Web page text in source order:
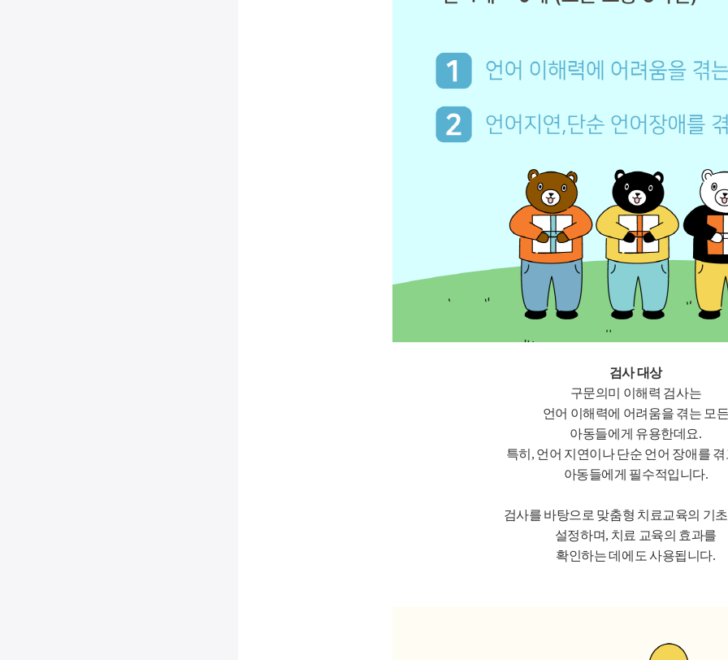
검사 대상
구문의미 이해력 검사는
언어 이해력에 어려움을 겪는 모
아동들에게 유용한데요.
특히, 언어 지연이나 단순 언어 장애를
아동들에게 필수적입니다.
검사를 바탕으로 맞춤형 치료교육의 기
설정하며, 치료 교육의 효과를
확인하는 데에도 사용됩니다.